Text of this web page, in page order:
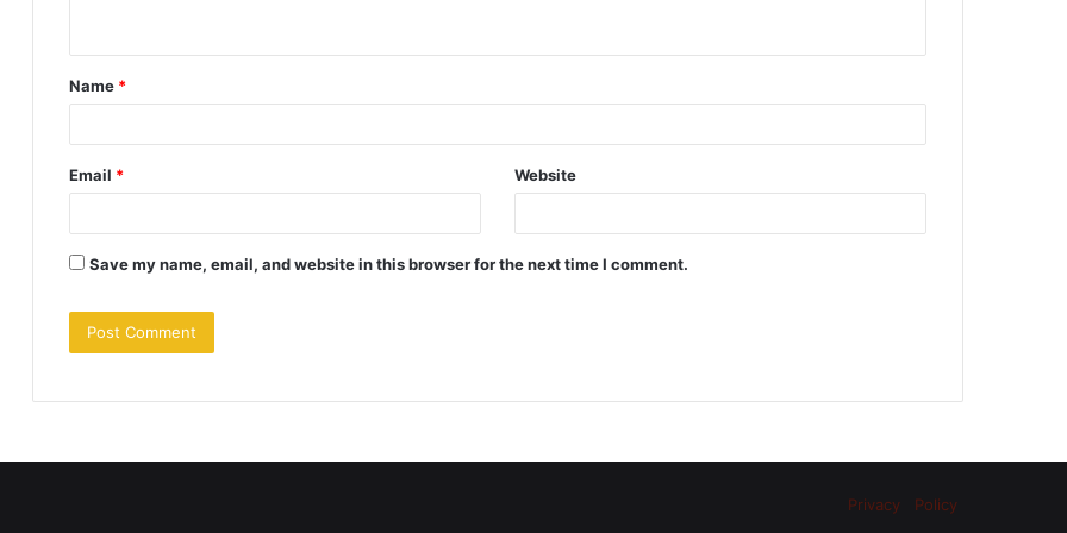
t
*
Name *
Email * Website
Save my name, email, and website in this browser for the next time I comment.
Privacy Policy